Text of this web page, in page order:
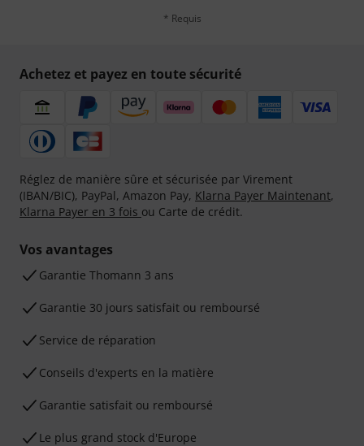
* Requis
Achetez et payez en toute sécurité
Réglez de manière sûre et sécurisée par Virement
(IBAN/BIC), PayPal, Amazon Pay, Klarna Payer Maintenant,
Klarna Payer en 3 fois ou Carte de crédit.
Vos avantages
Ga­ran­tie Thomann 3 ans
Garantie 30 jours satisfait ou remboursé
Service de réparation
Conseils d'experts en la matière
Garantie satisfait ou remboursé
Le plus grand stock d'Europe